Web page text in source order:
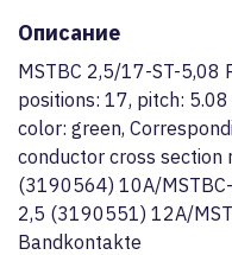
Описание
MSTBC 2,5/17-ST-5,08
positions: 17, pitch:
color: green,
conductor cross section
(3190564) 10A/
2,5 (3190551) 12A/
Bandkontakte